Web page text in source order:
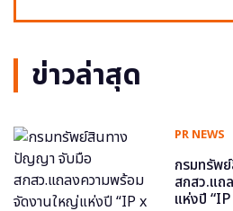
ข่าวล่าสุด
PR NEWS
กรมทรัพ
สกสว.แถ
แห่งปี